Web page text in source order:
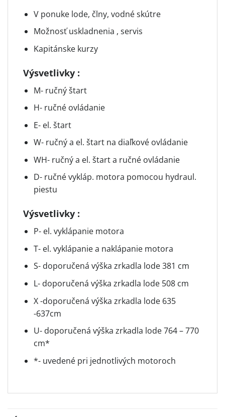
V ponuke lode, člny, vodné skútre
Možnosť uskladnenia , servis
Kapitánske kurzy
Výsvetlivky :
M- ručný štart
H- ručné ovládanie
E- el. štart
W- ručný a el. štart na diaľkové ovládanie
WH- ručný a el. štart a ručné ovládanie
D- ručné vykláp. motora pomocou hydraul.
piestu
Výsvetlivky :
P- el. vyklápanie motora
T- el. vyklápanie a naklápanie motora
S- doporučená výška zrkadla lode 381 cm
L- doporučená výška zrkadla lode 508 cm
X -doporučená výška zrkadla lode 635
-637cm
U- doporučená výška zrkadla lode 764 – 770
cm*
*- uvedené pri jednotlivých motoroch